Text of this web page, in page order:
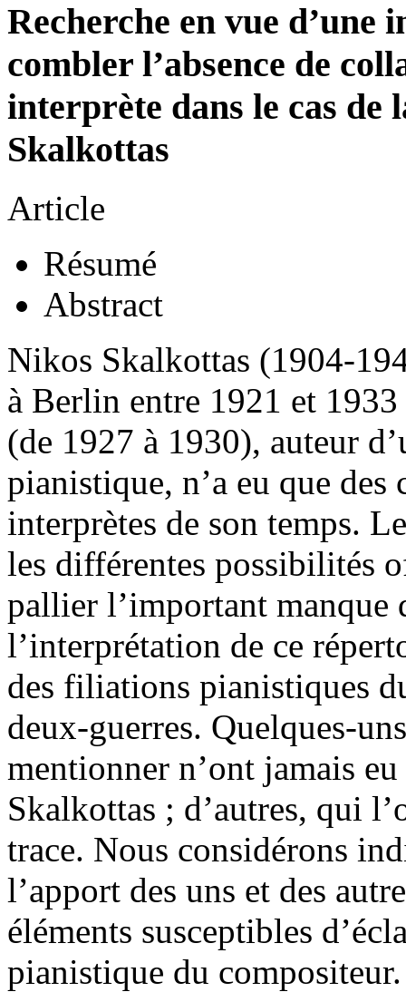
Recherche en vue
combler l’absence de
interprète dans le cas de
Skalkottas
Article
Résumé
Abstract
Nikos Skalkottas (1904-
à Berlin entre 1921 et
(de 1927 à 1930), auteur
pianistique, n’a eu que des
interprètes de son temps.
les différentes possibilités
pallier l’important manque
l’interprétation de ce
des filiations pianistiques
deux-guerres. Quelques-
mentionner n’ont jamais
Skalkottas ; d’autres, qui
trace. Nous considérons
l’apport des uns et des
éléments susceptibles
pianistique du compositeur.